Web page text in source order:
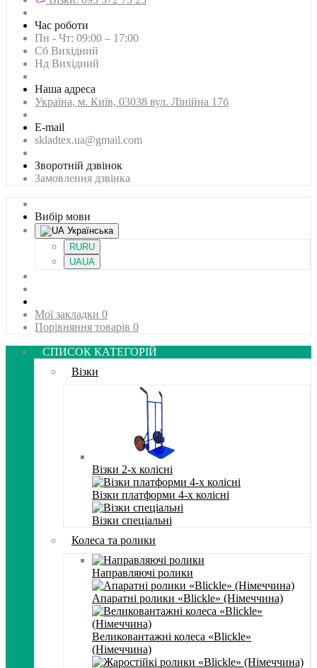
Час роботи
Пн - Чт: 09:00 – 17:00
Сб Вихідний
Нд Вихідний
Наша адреса
Українa, м. Київ, 03038 вул. Лінійна 17б
E-mail
skladtex.ua@gmail.com
Зворотній дзвінок
Замовлення дзвінка
Вибір мови
Українська
RURU
UAUA
Мої закладки 0
Порівняння товарів 0
СПИСОК КАТЕГОРІЙ
Візки
Візки 2-х колісні
Візки платформи 4-х колісні
Візки спеціальні
Колеса та ролики
Направляючі ролики
Апаратні ролики «Blickle» (Німеччина)
Великовантажні колеса «Blickle»
(Німеччина)